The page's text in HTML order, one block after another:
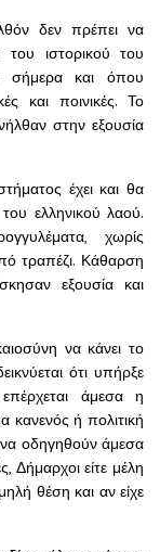
δεν πρέπει να
ιστορικού του
σήμερα και όπου
και ποινικές. Το
στην εξουσία
έχει και θα
ελληνικού λαού.
χωρίς
τραπέζι. Κάθαρση
εξουσία και
να κάνει το
ότι υπήρξε
άμεσα η
κανενός ή πολιτική
να οδηγηθούν άμεσα
Δήμαρχοι είτε μέλη
θέση και αν είχε